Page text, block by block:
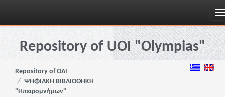
Skip
navigationRepository of UOI "Olympias"
Repository of OAI
ΨΗΦΙΑΚΗ ΒΙΒΛΙΟΘΗΚΗ
"Ηπειρομνήμων"